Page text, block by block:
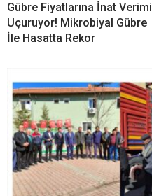
Gübre Fiyatlarına İnat Verimi
Uçuruyor! Mikrobiyal Gübre
İle Hasatta Rekor